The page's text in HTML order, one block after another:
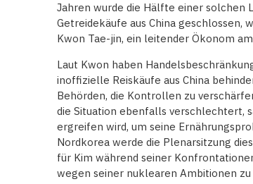
Jahren wurde die Hälfte einer solchen
Getreidekäufe aus China geschlossen,
Kwon Tae-jin, ein leitender Ökonom
Laut Kwon haben
inoffizielle Reiskäufe aus China
Behörden, die Kontrollen zu
die Situation ebenfalls verschlechtert,
ergreifen wird, um seine
Nordkorea werde die Plenarsitzung
für Kim während seiner
wegen seiner nuklearen Ambitionen